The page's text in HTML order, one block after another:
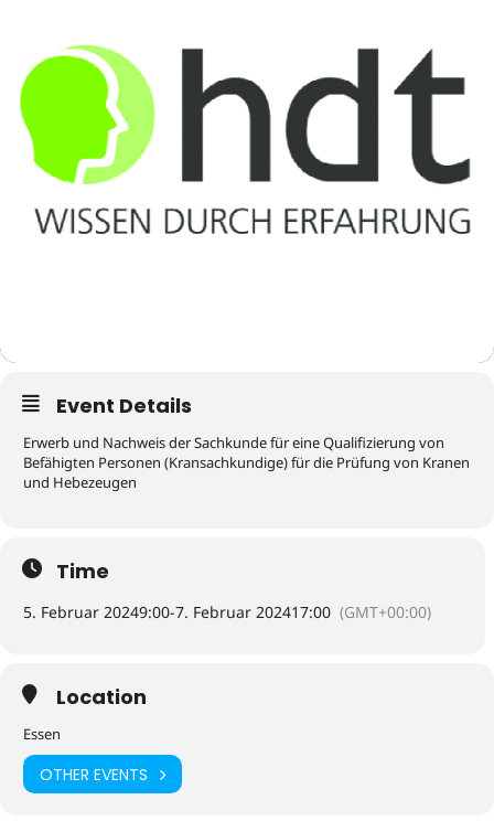
Event Details
Erwerb und Nachweis der Sachkunde für eine Qualifizierung von
Befähigten Personen (Kransachkundige) für die Prüfung von Kranen
und Hebezeugen
Time
5. Februar 20249:00-7. Februar 202417:00 (GMT+00:00)
Location
Essen
OTHER EVENTS